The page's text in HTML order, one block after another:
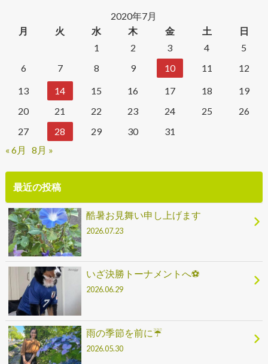
2020年7月
月
火 水 木 金 土
日
1
2 3 4
5
6
7 8 9 10 11
12
13
14 15 16 17 18
19
20
21 22 23 24 25
26
27
28 29 30
31
« 6月
8月 »
最近の投稿
酷暑お見舞い申し上げます
2026.07.23
いざ決勝トーナメントへ⚽
2026.06.29
雨の季節を前に☔
2026.05.30